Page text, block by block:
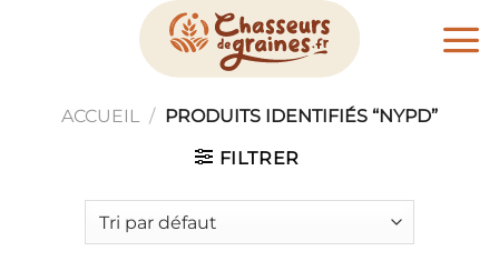
ACCUEIL / PRODUITS IDENTIFIÉS “NYPD”
FILTRER